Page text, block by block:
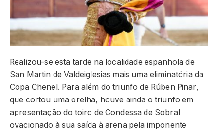
Realizou-se esta tarde na localidade espanhola de
San Martin de Valdeiglesias mais uma eliminatória da
Copa Chenel. Para além do triunfo de Rúben Pinar,
que cortou uma orelha, houve ainda o triunfo em
apresentação do toiro de Condessa de Sobral
ovacionado à sua saída à arena pela imponente